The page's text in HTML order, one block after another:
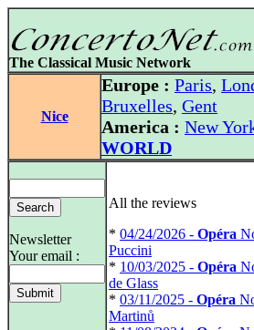
The Classical Music Network
Nice
Europe : Paris,
Bruxelles, Gent
America : New
WORLD
Newsletter
Your email :
All the reviews
* 04/24/2026 - Opéra
Puccini
* 10/03/2025 - Opéra
de Glass
* 03/11/2025 - Opéra
Martinů